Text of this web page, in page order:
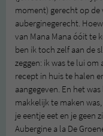
moment) gerecht op de
auberginegerecht.
van Mana Mana óóit te
ben ik toch zelf aan de
zeggen: ik was te lui
recept in huis te halen
aangegeven. En het
makkelijk te maken
je eentje eet en je geen
Aubergine a la De